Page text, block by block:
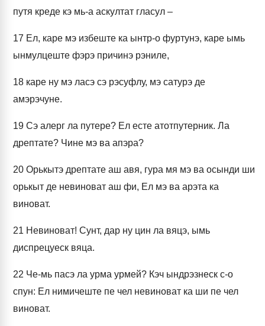
путя креде кэ мь-а аскултат гласул –
17 Ел, каре мэ избеште ка ынтр-о фуртунэ, каре ымь
ынмулцеште фэрэ причинэ рэниле,
18 каре ну мэ ласэ сэ рэсуфлу, мэ сатурэ де
амэрэчуне.
19 Сэ алерг ла путере? Ел есте атотпутерник. Ла
дрептате? Чине мэ ва апэра?
20 Орькытэ дрептате аш авя, гура мя мэ ва осынди ши
орькыт де невиноват аш фи, Ел мэ ва арэта ка
виноват.
21 Невиноват! Сунт, дар ну цин ла вяцэ, ымь
диспрецуеск вяца.
22 Че-мь пасэ ла урма урмей? Кэч ындрэзнеск с-о
спун: Ел нимичеште пе чел невиноват ка ши пе чел
виноват.